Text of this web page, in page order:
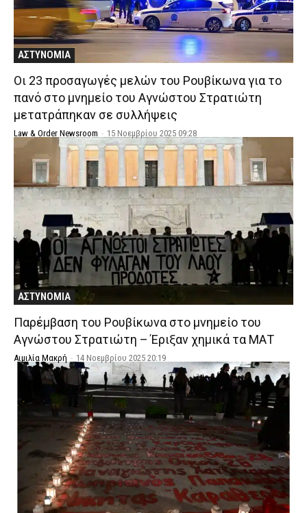
ΑΣΤΥΝΟΜΙΑ
Οι 23 προσαγωγές μελών του Ρουβίκωνα για το
πανό στο μνημείο του Αγνώστου Στρατιώτη
μετατράπηκαν σε συλλήψεις
Law & Order Newsroom - 15 Νοεμβρίου 2025 09:28
ΑΣΤΥΝΟΜΙΑ
Παρέμβαση του Ρουβίκωνα στο μνημείο του
Αγνώστου Στρατιώτη – Έριξαν χημικά τα ΜΑΤ
Αιμιλία Μακρή - 14 Νοεμβρίου 2025 20:19